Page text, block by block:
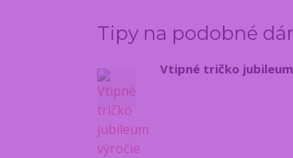
Tipy na podobné
Vtipné tričko